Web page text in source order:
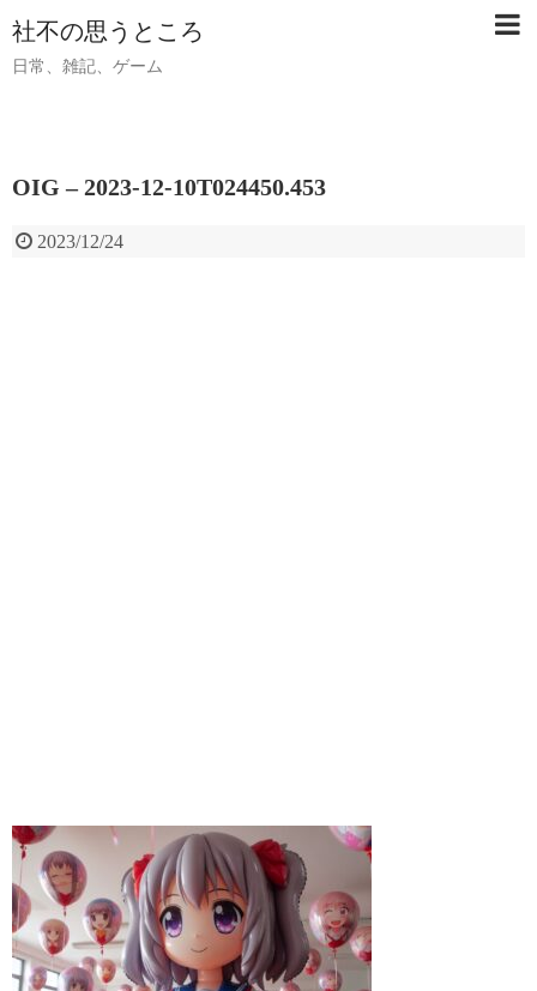
社不の思うところ
日常、雑記、ゲーム
OIG – 2023-12-10T024450.453
2023/12/24